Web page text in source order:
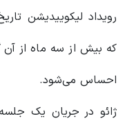
رویداد لیکوییدیشن
که بیش از سه ماه از آن
احساس می‌شود.
ژائو در جریان یک